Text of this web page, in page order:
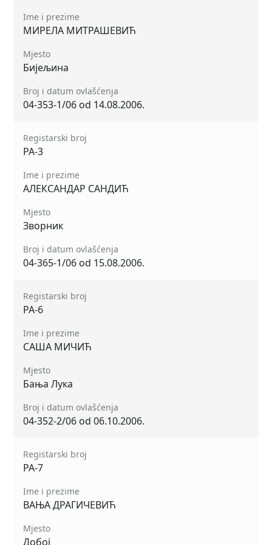
Ime i prezime
МИРЕЛА МИТРАШЕВИЋ
Mjesto
Бијељина
Broj i datum ovlašćenja
04-353-1/06 od 14.08.2006.
Registarski broj
РА-3
Ime i prezime
АЛЕКСАНДАР САНДИЋ
Mjesto
Зворник
Broj i datum ovlašćenja
04-365-1/06 od 15.08.2006.
Registarski broj
РА-6
Ime i prezime
САША МИЧИЋ
Mjesto
Бања Лука
Broj i datum ovlašćenja
04-352-2/06 od 06.10.2006.
Registarski broj
РА-7
Ime i prezime
ВАЊА ДРАГИЧЕВИЋ
Mjesto
Добој